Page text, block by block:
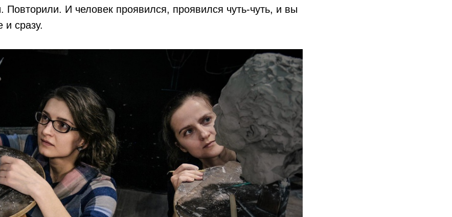
Повторили. И человек проявился, проявился чуть-чуть, и вы
и сразу.